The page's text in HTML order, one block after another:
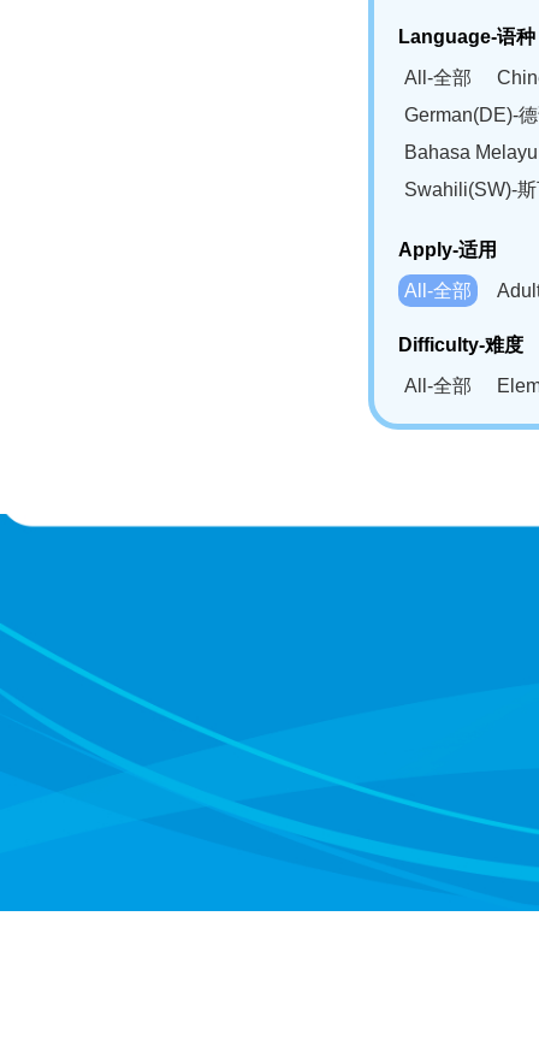
Language-语种
All-全部
German(DE)-
Bahasa
Swahili(SW)-
Apply-适用
All-全部
Difficulty-难度
All-全部